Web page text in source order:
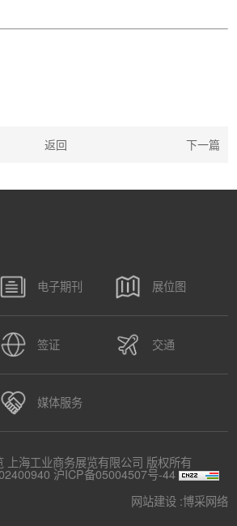
返回 下一篇
电子期刊 展位图
签证 交通
媒体服务
海工业商务展览有限公司 版权所有
沪ICP备05004507号-44
网站建设 :博采网络